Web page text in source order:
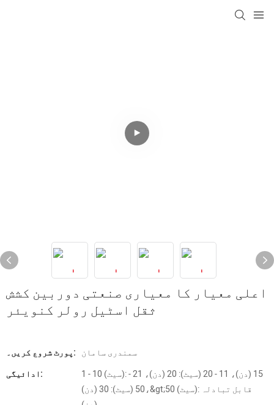
اعلی معیار کا معیاری صنعتی دوربین کشش
ثقل اسٹیل رولر کنویئر
پورٹ شروع کریں۔: سمندری سامان
ادائیگی:
1 - 10 (سیٹ): 15 (دن)، 11 - 20 (سیٹ): 20 (دن)، 21 -
50 (سیٹ): 30 (دن)،&gt;50 (سیٹ): قابل تبادلہ